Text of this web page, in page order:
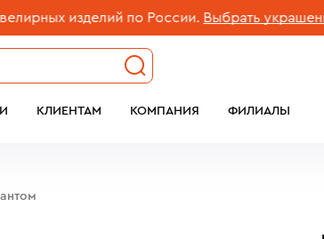
изделий по России. Выбрать украшение
КЛИЕНТАМ КОМПАНИЯ ФИЛИАЛЫ